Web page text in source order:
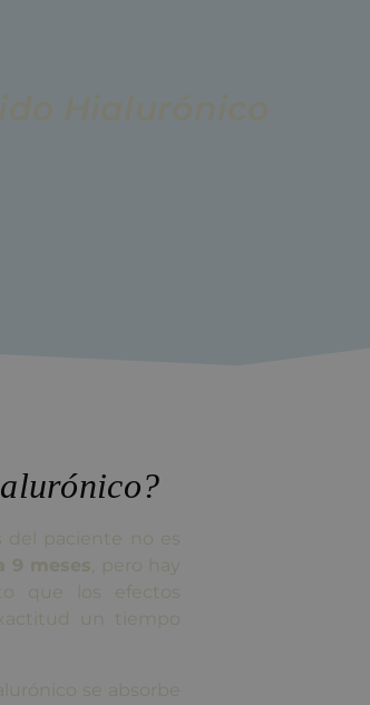
del paciente no es
9 meses , pero hay
que los efectos
un tiempo
se absorbe